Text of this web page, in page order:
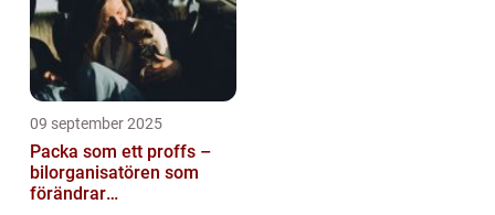
09 september 2025
Packa som ett proffs –
bilorganisatören som
förändrar